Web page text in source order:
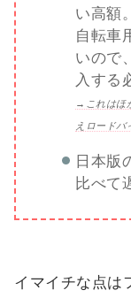
い高額。
自転車
いので
入する
→これはほ
えロードバ
日本版
比べて
イマイチな点は